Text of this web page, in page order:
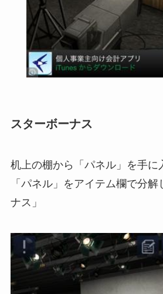
スターボーナス
机上の棚から「パネル」を手に
「パネル」をアイテム欄で分
ナス」